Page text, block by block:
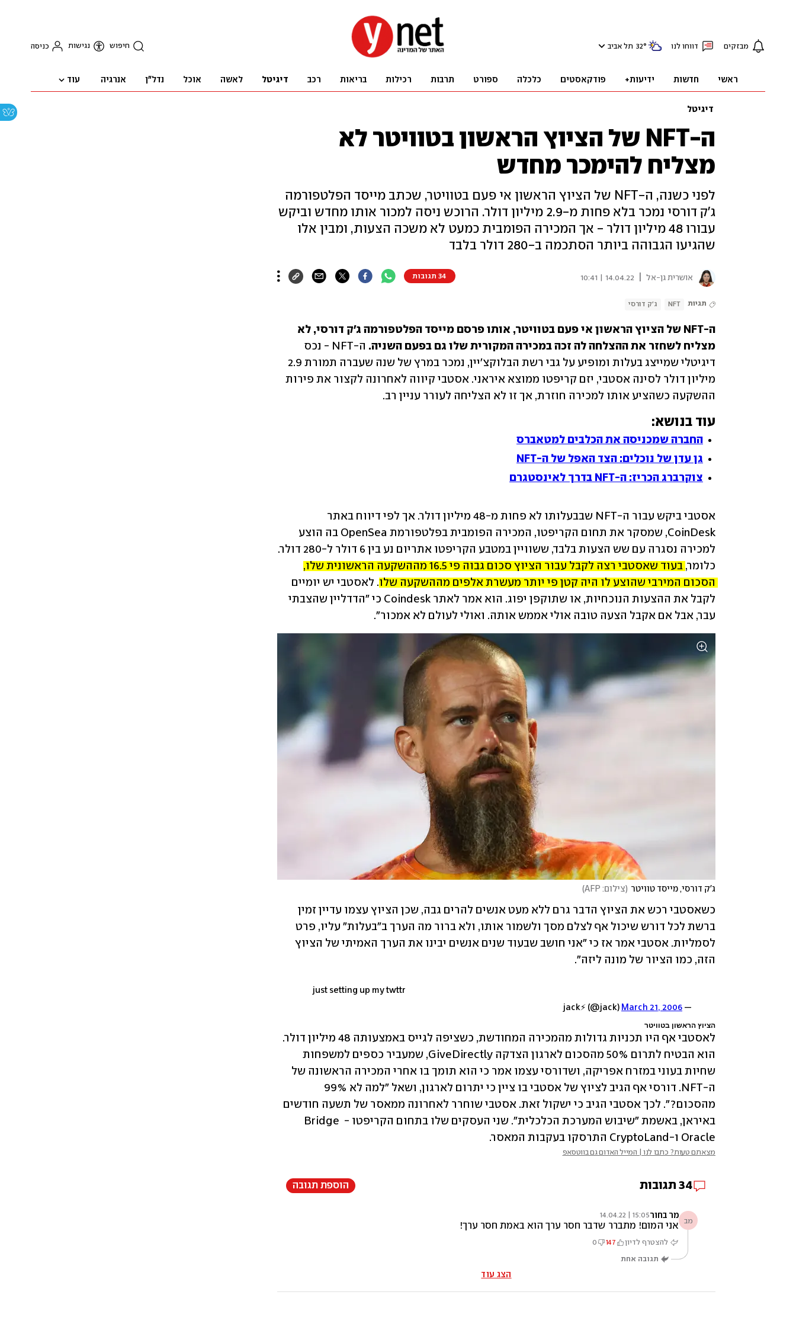
מבזקים דווחו לנו 32° תל אביב חיפוש נגישות כניסה
ראשי חדשות ידיעות+ פודקאסטים כלכלה ספורט תרבות רכילות בריאות רכב דיגיטל לאשה אוכל נדל"ן אנרגיה עוד
דיגיטל
ה-NFT של הציוץ הראשון בטוויטר לא
מצליח להימכר מחדש
לפני כשנה, ה-NFT של הציוץ הראשון אי פעם בטוויטר, שכתב מייסד הפלטפורמה
ג'ק דורסי נמכר בלא פחות מ-2.9 מיליון דולר. הרוכש ניסה למכור אותו מחדש וביקש
עבורו 48 מיליון דולר - אך המכירה הפומבית כמעט לא משכה הצעות, ומבין אלו
שהגיעו הגבוהה ביותר הסתכמה ב-280 דולר בלבד
אושרית גן-אל 14.04.22 | 10:41 34 תגובות
תגיות NFT ג'ק דורסי
מצליח לשחזר את ההצלחה לה זכה במכירה המקורית שלו גם בפעם השניה.
ההשקעה כשהציע אותו למכירה חוזרת, אך זו לא הצליחה לעורר עניין רב.
עוד בנושא:
החברה שמכניסה את הכלבים למטאברס
גן עדן של נוכלים: הצד האפל של ה-NFT
צוקרברג הכריז: ה-NFT בדרך לאינסטגרם
כלומר,
הסכום המירבי שהוצע לו היה קטן פי יותר מעשרת אלפים מההשקעה שלו.
עבר, אבל אם אקבל הצעה טובה אולי אממש אותה. ואולי לעולם לא אמכור".
ג'ק דורסי, מייסד טוויטר (צילום: AFP )
הזה, כמו הציור של מונה ליזה".
just setting up my twttr
— jack⚡️ (@jack)
March 21, 2006
הציוץ הראשון בטוויטר
באיראן, באשמת "שיבוש המערכת הכלכלית". שני העסקים שלו בתחום הקריפטו - Bridge
Oracle ו-CryptoLand התרסקו בעקבות המאסר.
מצאתם טעות? כתבו לנו | המייל האדום גם בווטסאפ
34 תגובות הוספת תגובה
מב מר בחור15:05 | 14.04.22
אני המום! מתברר שדבר חסר ערך הוא באמת חסר ערך!
להצטרף לדיון 147
0
תגובה אחת
הצג עוד